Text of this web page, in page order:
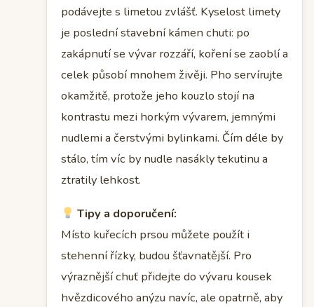
podávejte s limetou zvlášť. Kyselost limety
je poslední stavební kámen chuti: po
zakápnutí se vývar rozzáří, koření se zaoblí a
celek působí mnohem živěji. Pho servírujte
okamžitě, protože jeho kouzlo stojí na
kontrastu mezi horkým vývarem, jemnými
nudlemi a čerstvými bylinkami. Čím déle by
stálo, tím víc by nudle nasákly tekutinu a
ztratily lehkost.
Tipy a doporučení:
Místo kuřecích prsou můžete použít i
stehenní řízky, budou šťavnatější. Pro
výraznější chuť přidejte do vývaru kousek
hvězdicového anýzu navíc, ale opatrně, aby